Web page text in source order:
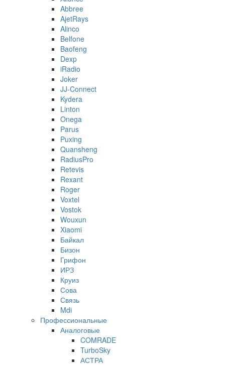
Abbree
AjetRays
Alinco
Belfone
Baofeng
Dexp
iRadio
Joker
JJ-Connect
Kydera
Linton
Onega
Parus
Puxing
Quansheng
RadiusPro
Retevis
Rexant
Roger
Voxtel
Vostok
Wouxun
Xiaomi
Байкал
Бизон
Грифон
ИРЗ
Круиз
Сова
Связь
Mdi
Профессиональные
Аналоговые
COMRADE
TurboSky
АСТРА